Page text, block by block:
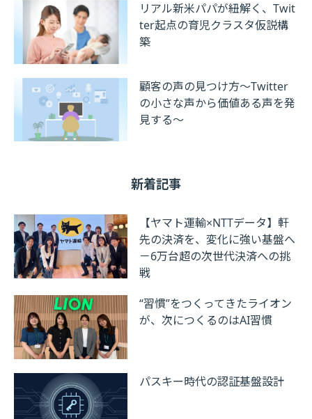
リアル新米パパが紐解く、Twit
ter起点の育児クラスタ仮説構
築
顧客の声の見つけ方～Twitter
の小さな声から価値ある声を発
見する～
新着記事
【ヤマト運輸×NTTデータ】軒
先の決済を、変化に強い基盤へ
－6万台超の次世代決済への挑
戦
“習慣”をつくってきたライオン
が、次につくるのはAI習慣
パスキー時代の認証基盤設計